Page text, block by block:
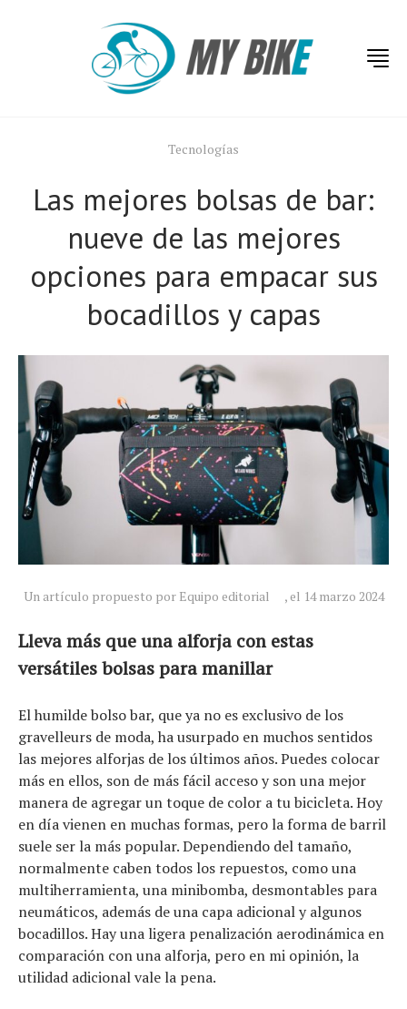
Tecnologías
Las mejores bolsas de bar:
nueve de las mejores
opciones para empacar sus
bocadillos y capas
Un artículo propuesto por Equipo editorial , el 14 marzo 2024
Lleva más que una alforja con estas
versátiles bolsas para manillar
El humilde bolso bar, que ya no es exclusivo de los
gravelleurs de moda, ha usurpado en muchos sentidos
las mejores alforjas de los últimos años. Puedes colocar
más en ellos, son de más fácil acceso y son una mejor
manera de agregar un toque de color a tu bicicleta. Hoy
en día vienen en muchas formas, pero la forma de barril
suele ser la más popular. Dependiendo del tamaño,
normalmente caben todos los repuestos, como una
multiherramienta, una minibomba, desmontables para
neumáticos, además de una capa adicional y algunos
bocadillos. Hay una ligera penalización aerodinámica en
comparación con una alforja, pero en mi opinión, la
utilidad adicional vale la pena.
Tecnologías